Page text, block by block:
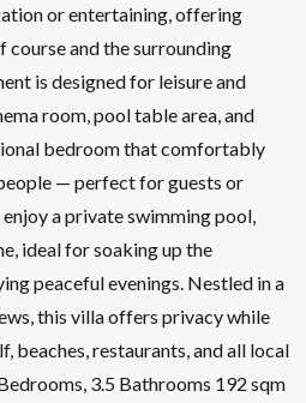
or entertaining, offering
and the surrounding
is designed for leisure and
room, pool table area, and
bedroom that comfortably
— perfect for guests or
a private swimming pool,
ideal for soaking up the
peaceful evenings. Nestled in a
this villa offers privacy while
beaches, restaurants, and all local
3.5 Bathrooms 192 sqm